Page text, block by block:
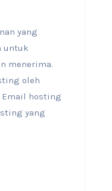
yang
untuk
menerima.
oleh
Email hosting
yang